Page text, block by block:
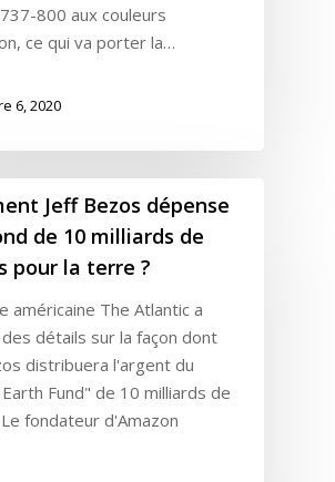
800 aux couleurs
ce qui va porter la…
6, 2020
Jeff Bezos dépense
de 10 milliards de
pour la terre ?
américaine The Atlantic a
détails sur la façon dont
distribuera l'argent du
Fund" de 10 milliards de
fondateur d'Amazon